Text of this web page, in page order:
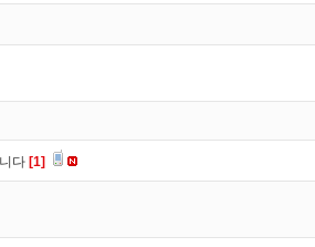
다 [1]